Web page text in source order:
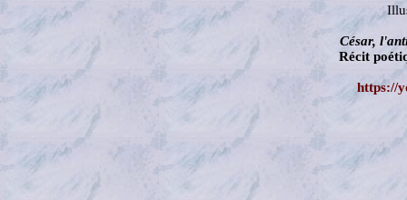
César,
Récit
https://